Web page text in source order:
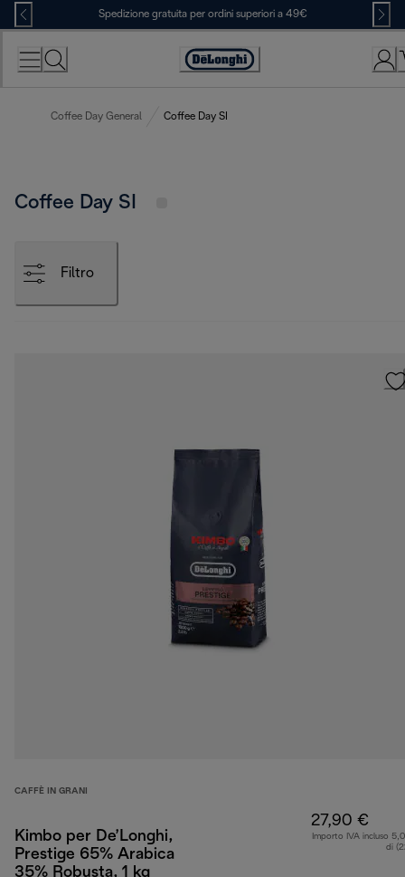
Skip
to
Content
Spedizione gratuita per ordini superiori a 49€
Accessibility
Coffee Day General Coffee Day SI
Coffee Day SI
Filtro
CAFFÈ IN GRANI
Kimbo per De’Longhi,
Prestige 65% Arabica
35% Robusta, 1 kg
27,90 €
Importo IVA incluso
di